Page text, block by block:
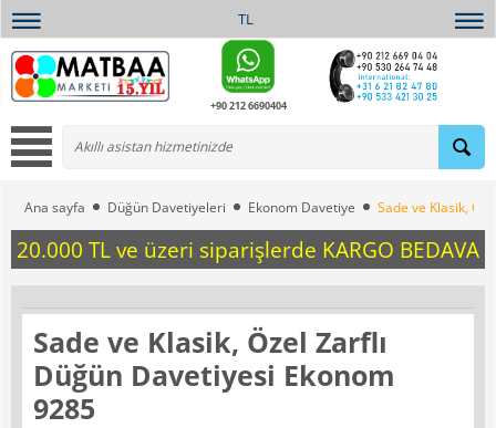
TL
+90 212 6690404
Ana sayfa Düğün Davetiyeleri Ekonom Davetiye Sade ve Klasik,
20.000 TL ve üzeri siparişlerde KARGO BEDAVA
Sade ve Klasik, Özel Zarflı
Düğün Davetiyesi Ekonom
9285